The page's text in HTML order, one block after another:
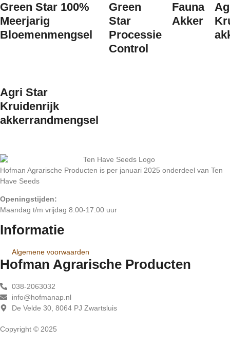
Green Star 100%
Meerjarig
Bloemenmengsel
Green
Star
Processie
Control
Fauna
Akker
Agri Star
Kruidenrijk
akkerrandmengsel
Hofman Agrarische Producten is per januari 2025 onderdeel van Ten
Have Seeds
Openingstijden:
Maandag t/m vrijdag 8.00-17.00 uur
Informatie
Algemene voorwaarden
Hofman Agrarische Producten
038-2063032
info@hofmanap.nl
De Velde 30, 8064 PJ Zwartsluis
Copyright © 2025